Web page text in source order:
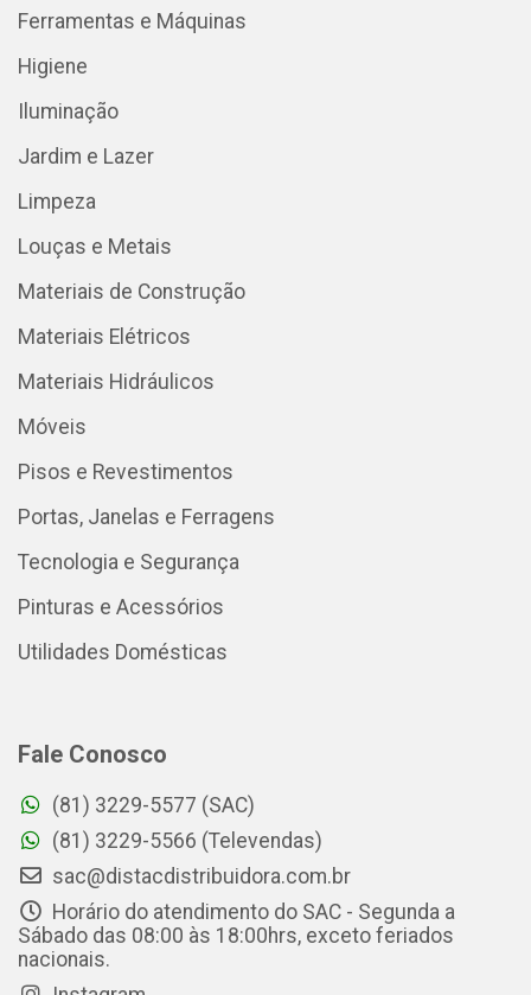
Ferramentas e Máquinas
Higiene
Iluminação
Jardim e Lazer
Limpeza
Louças e Metais
Materiais de Construção
Materiais Elétricos
Materiais Hidráulicos
Móveis
Pisos e Revestimentos
Portas, Janelas e Ferragens
Tecnologia e Segurança
Pinturas e Acessórios
Utilidades Domésticas
Fale Conosco
(81) 3229-5577 (SAC)
(81) 3229-5566 (Televendas)
sac@distacdistribuidora.com.br
Horário do atendimento do SAC - Segunda a
Sábado das 08:00 às 18:00hrs, exceto feriados
nacionais.